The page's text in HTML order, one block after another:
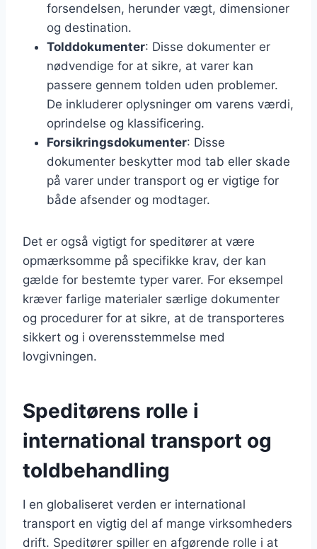
forsendelsen, herunder vægt, dimensioner
og destination.
Tolddokumenter: Disse dokumenter er
nødvendige for at sikre, at varer kan
passere gennem tolden uden problemer.
De inkluderer oplysninger om varens værdi,
oprindelse og klassificering.
Forsikringsdokumenter: Disse
dokumenter beskytter mod tab eller skade
på varer under transport og er vigtige for
både afsender og modtager.
Det er også vigtigt for speditører at være
opmærksomme på specifikke krav, der kan
gælde for bestemte typer varer. For eksempel
kræver farlige materialer særlige dokumenter
og procedurer for at sikre, at de transporteres
sikkert og i overensstemmelse med
lovgivningen.
Speditørens rolle i
international transport og
toldbehandling
I en globaliseret verden er international
transport en vigtig del af mange virksomheders
drift. Speditører spiller en afgørende rolle i at